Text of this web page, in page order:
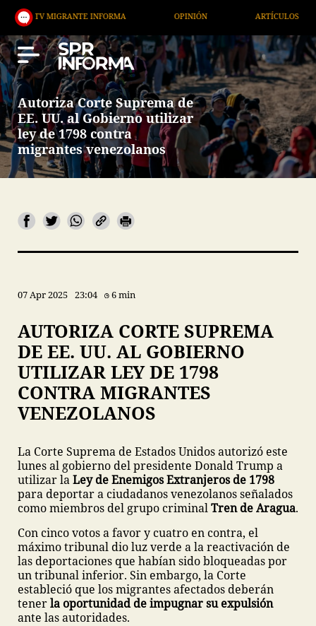
MIGRANTE INFORMA ARTÍCULOS
Autoriza Corte Suprema de
EE. UU. al Gobierno utilizar
ley de 1798 contra
migrantes venezolanos
07 Apr 2025 23:04 6 min
AUTORIZA CORTE SUPREMA
DE EE. UU. AL GOBIERNO
UTILIZAR LEY DE 1798
CONTRA MIGRANTES
VENEZOLANOS
La Corte Suprema de Estados Unidos autorizó este
lunes al gobierno del presidente Donald Trump a
utilizar laLey de Enemigos Extranjeros de 1798
para deportar a ciudadanos venezolanos señalados
como miembros del grupo criminalTren de Aragua.
Con cinco votos a favor y cuatro en contra, el
máximo tribunal dio luz verde a la reactivación de
las deportaciones que habían sido bloqueadas por
un tribunal inferior. Sin embargo, la Corte
estableció que los migrantes afectados deberán
tenerla oportunidad de impugnar su expulsión
ante las autoridades.